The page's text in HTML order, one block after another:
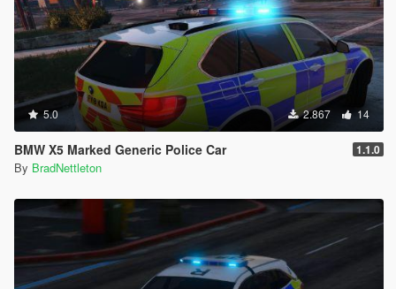
5.0 2.867 14
BMW X5 Marked Generic Police Car 1.1.0
By BradNettleton